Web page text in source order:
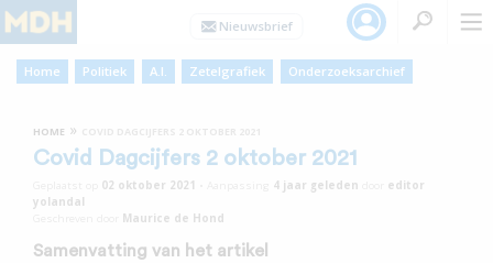
Home Politiek A.I. Zetelgrafiek Onderzoeksarchief
HOME »
Covid Dagcijfers 2 oktober 2021
02 oktober 2021 4 jaar geleden
editor
yolandal
Maurice de Hond
Samenvatting van het artikel